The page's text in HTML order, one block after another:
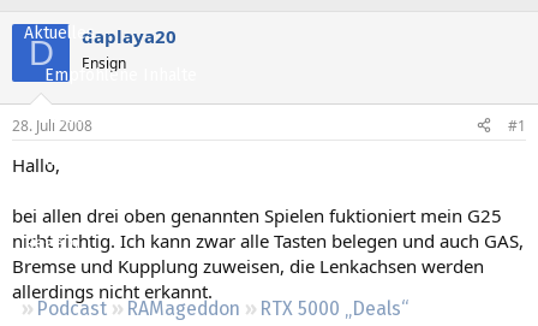
Aktuelles
Empfohlene Inhalte
Neue Beiträge
Neueste Aktivitäten
Regeln
Podcast RAMageddon
RTX 5000 „Deals“
s
e
r
s
t
t
D daplaya20
Ensign
28. Juli 2008 #1
Hallo,
bei allen drei oben genannten Spielen fuktioniert mein G25
nicht richtig. Ich kann zwar alle Tasten belegen und auch GAS,
Bremse und Kupplung zuweisen, die Lenkachsen werden
allerdings nicht erkannt.